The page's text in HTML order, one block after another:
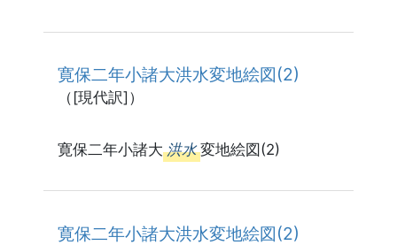
寛保二年小諸大洪水変地絵図(2)
（[現代訳]）
寛保二年小諸大 洪水 変地絵図(2)
寛保二年小諸大洪水変地絵図(2)